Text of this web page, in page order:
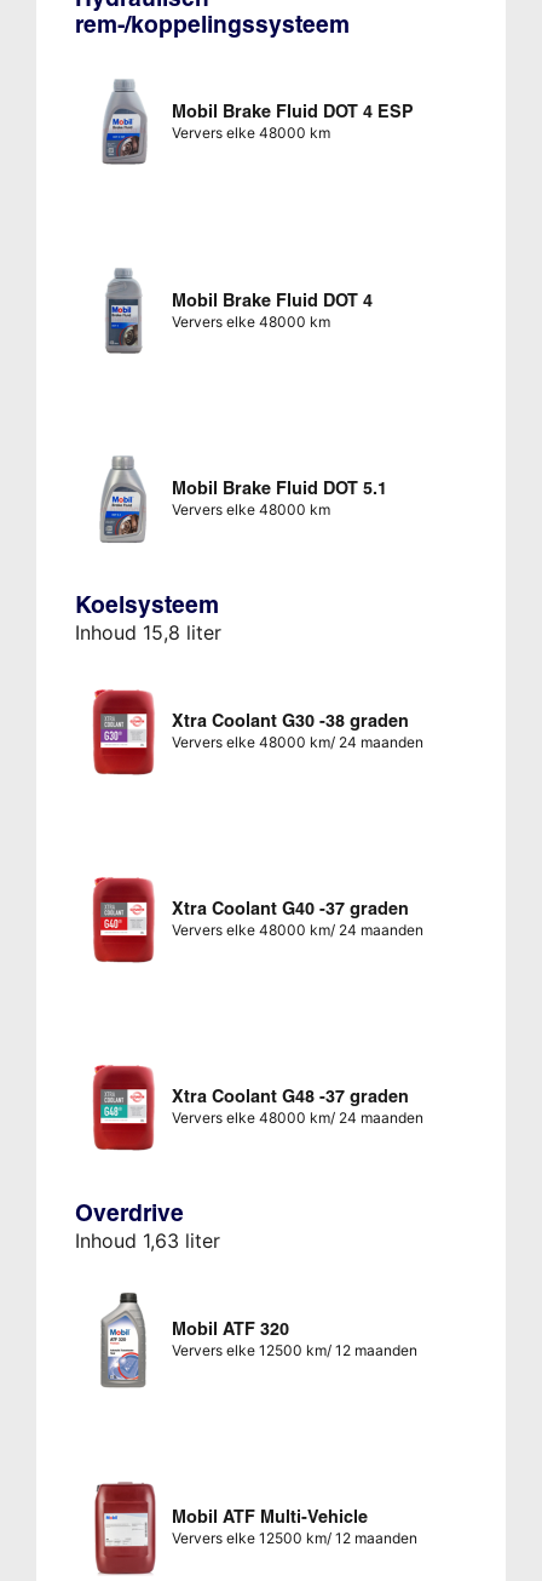
rem-/koppelingssysteem
Mobil Brake Fluid DOT 4 ESP
Ververs elke 48000 km
Mobil Brake Fluid DOT 4
Ververs elke 48000 km
Mobil Brake Fluid DOT 5.1
Ververs elke 48000 km
Koelsysteem
Inhoud 15,8 liter
Xtra Coolant G30 -38 graden
Ververs elke 48000 km/ 24 maanden
Xtra Coolant G40 -37 graden
Ververs elke 48000 km/ 24 maanden
Xtra Coolant G48 -37 graden
Ververs elke 48000 km/ 24 maanden
Overdrive
Inhoud 1,63 liter
Mobil ATF 320
Ververs elke 12500 km/ 12 maanden
Mobil ATF Multi-Vehicle
Ververs elke 12500 km/ 12 maanden